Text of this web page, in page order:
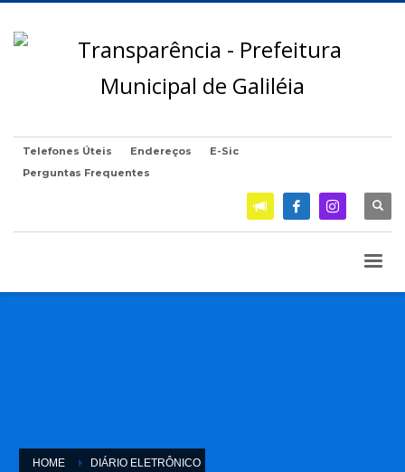
Telefones Úteis Endereços
E-Sic
Perguntas Frequentes
HOME DIÁRIO ELETRÔNICO